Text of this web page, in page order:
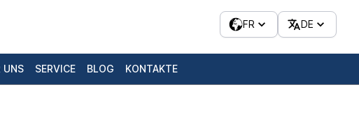
FR DE
UNS SERVICE BLOG KONTAKTE